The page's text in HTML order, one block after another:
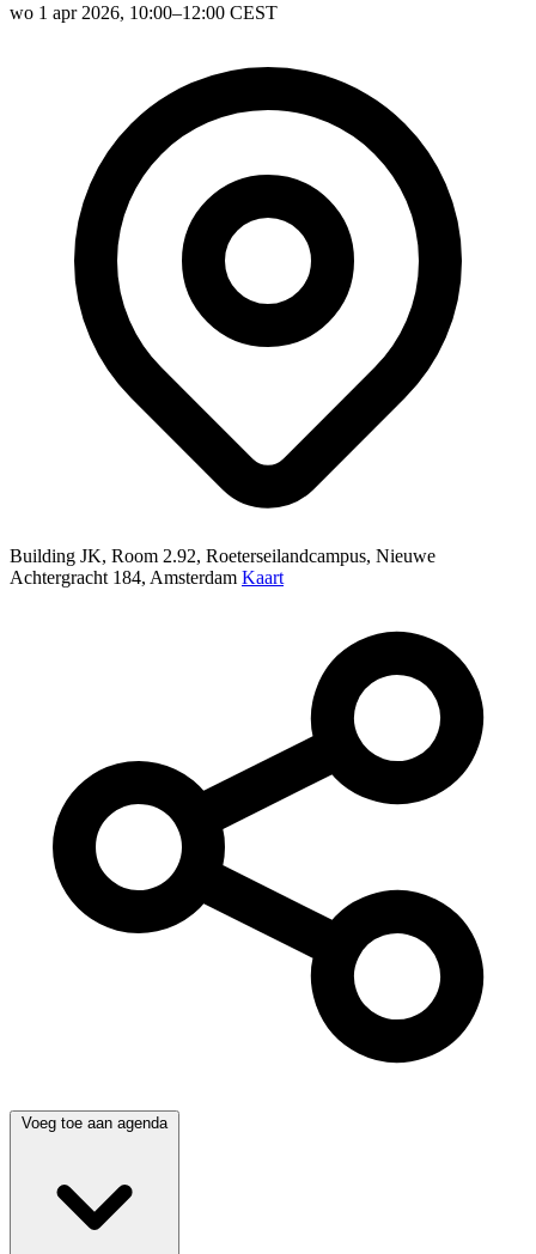
wo 1 apr 2026, 10:00–12:00 CEST
Building JK, Room 2.92, Roeterseilandcampus, Nieuwe
Achtergracht 184, Amsterdam Kaart
Voeg toe aan agenda